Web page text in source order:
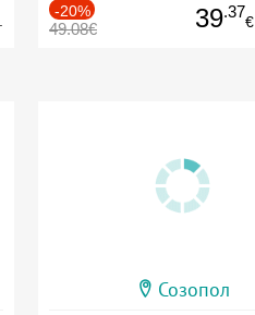
-20%
49.08€ 39.37
€
Созопол